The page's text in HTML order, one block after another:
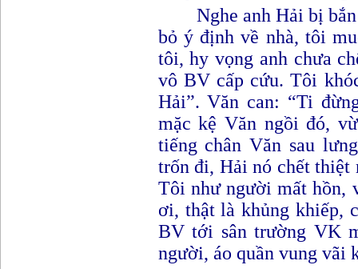
Nghe anh Hải bị
bỏ ý định về nhà, tôi
tôi, hy vọng anh chưa
vô BVcấp cứu. Tôi
Hải”. Văn can: “Ti
mặc kệ Văn ngồi đó,
tiếng chân Văn sau
trốn đi, Hải nó chết thiệt
Tôi như người mất hồn,
ơi, thật là khủng khiếp,
BV tới sân trường VK
người, áo quần vung vãi